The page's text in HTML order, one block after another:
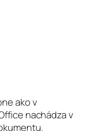
ako v
nachádza v